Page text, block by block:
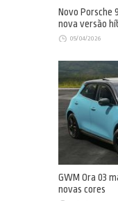
Novo Porsche
nova versão
05/04/2026
GWM Ora 03
novas cores